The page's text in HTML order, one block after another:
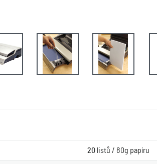
20 listů / 80g papíru